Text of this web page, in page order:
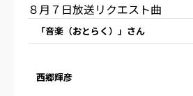
８月７日放送リクエスト曲
「音楽（おとらく）」さん
西郷輝彦